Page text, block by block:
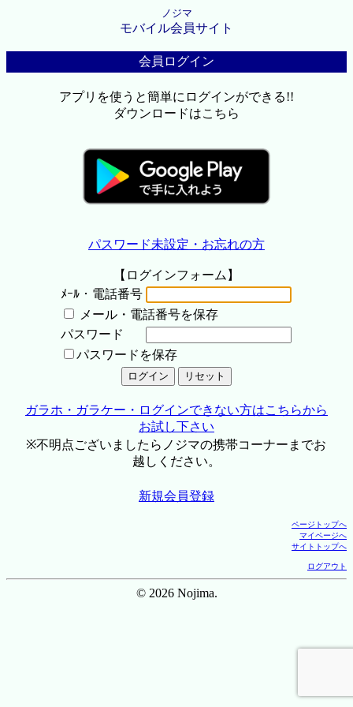
ノジマ
モバイル会員サイト
会員ログイン
アプリを使うと簡単にログインができる!!
ダウンロードはこちら
パスワード未設定・お忘れの方
【ログインフォーム】
ﾒｰﾙ・電話番号
メール・電話番号を保存
パスワード
パスワードを保存
ガラホ・ガラケー・ログインできない方はこちらから
お試し下さい
※不明点ございましたらノジマの携帯コーナーまでお
越しください。
新規会員登録
ページトップへ
マイページへ
サイトトップへ
ログアウト
© 2026 Nojima.